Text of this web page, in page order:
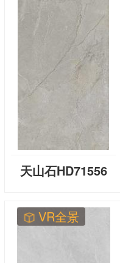
天山石HD71556
VR全景